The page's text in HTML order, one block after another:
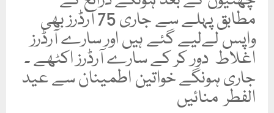
مطابق پہلے سے جاری 75 آرڈرز بھی
واپس لےلیے گئے ہیں اور سارے آرڈرز
اغلاط دور کر کے سارے آرڈرز اکٹھے ۔
جاری ہونگے خواتین اطمینان سے عید
الفطر منائیں